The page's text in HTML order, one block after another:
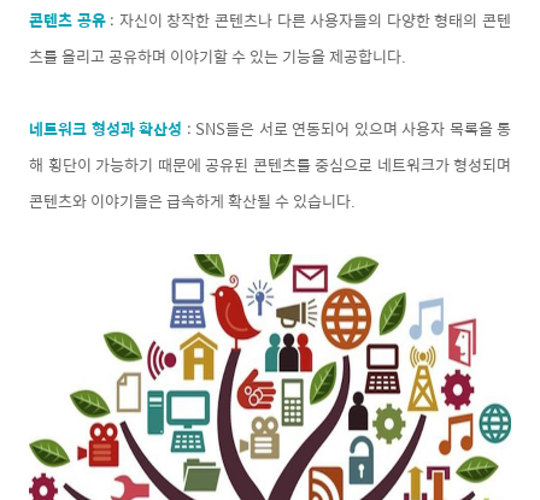
콘텐츠 공유: 자신이 창작한 콘텐츠나 다른 사용자들의 다양한 형태의 콘텐
츠를 올리고 공유하며 이야기할 수 있는 기능을 제공합니다.
네트워크 형성과 확산성 : SNS들은 서로 연동되어 있으며 사용자 목록을 통
해 횡단이 가능하기 때문에 공유된 콘텐츠를 중심으로 네트워크가 형성되며
콘텐츠와 이야기들은 급속하게 확산될 수 있습니다.